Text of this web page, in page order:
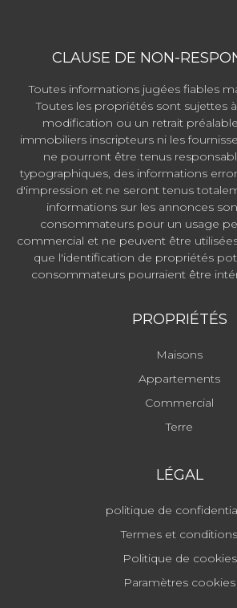
CLAUSE DE NON-
Toutes informations jugées fiables
Toutes les propriétés sont sujettes
modification ou un retrait
immobiliers inscripteurs ni les
ne pourront être tenus
typographiques, des informations
d'impression et ne seront tenus
informations sur les annonces
consommateurs pour un usage
commercial et ne peuvent être
que l'identification de propriétés
consommateurs pourraient être
PROPRIÉTÉS
Maisons
Appartements
Commercial
Terre
LÉGAL
politique de
Termes et conditions
Politique de cookies
Paramètres cookies